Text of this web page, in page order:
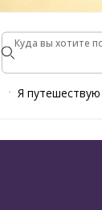
Куда вы хотите
Куда вы хотите
Я